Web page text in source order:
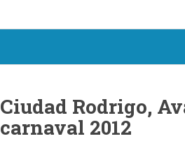
Ciudad Rodrigo,
carnaval 2012